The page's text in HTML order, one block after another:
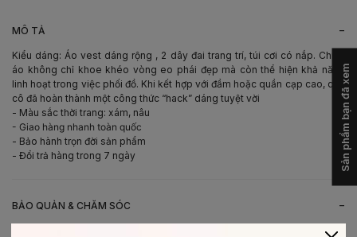
MÔ TẢ -
Kiểu dáng: Áo vest dáng rộng , 2 dây đai trang trí, túi cơi có nắp. Chiếc
áo không chỉ khoe khéo vòng eo phái đẹp mà còn thể hiện khả năng
linh hoạt trong việc phối đồ. Khi kết hợp với đầm hoặc quần cạp cao, quý
cô đã hoàn thành một công thức “hack” dáng tuyệt vời
- Màu sắc thời trang: xám, nâu
- Giao hàng nhanh toàn quốc
- Bảo hành trọn đời sản phẩm
- Đổi trả hàng trong 7 ngày
BẢO QUẢN & CHĂM SÓC -
Sản phẩm bạn đã xem